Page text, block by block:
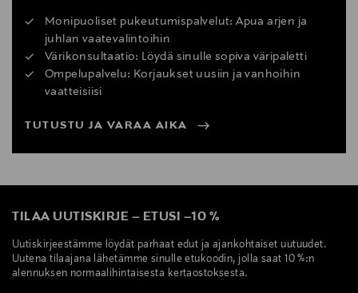
Monipuoliset pukeutumispalvelut: Apua arjen ja
juhlan vaatevalintoihin
Värikonsultaatio: Löydä sinulle sopiva väripaletti
Ompelupalvelu: Korjaukset uusiin ja vanhoihin
vaatteisiisi
TUTUSTU JA VARAA AIKA
TILAA UUTISKIRJE – ETUSI –10 %
Uutiskirjeestämme löydät parhaat edut ja ajankohtaiset uutuudet.
Uutena tilaajana lähetämme sinulle etukoodin, jolla saat 10 %:n
alennuksen normaalihintaisesta kertaostoksesta.